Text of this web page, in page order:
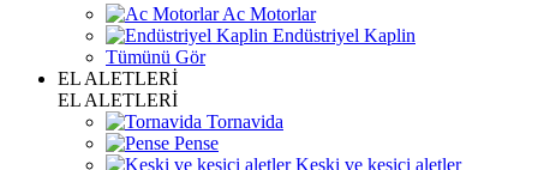
Ac Motorlar
Endüstriyel Kaplin
Tümünü Gör
EL ALETLERİ
EL ALETLERİ
Tornavida
Pense
Keski ve kesici aletler